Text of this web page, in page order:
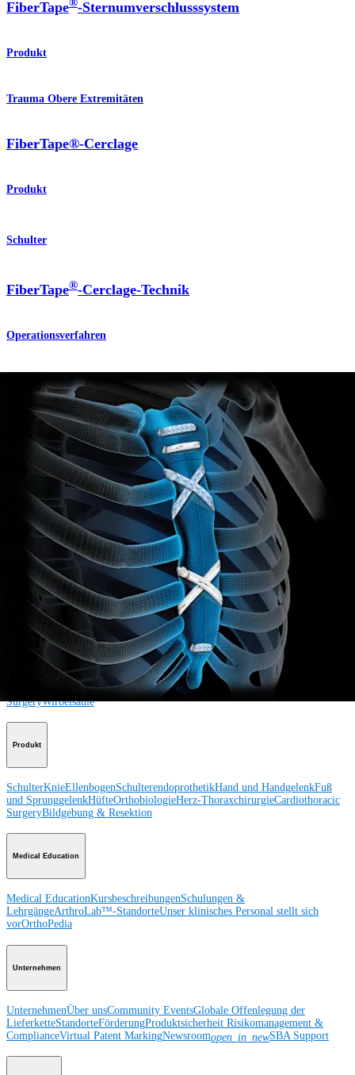
FiberTape -Sternumverschlusssystem
Produkt
Trauma Obere Extremitäten
FiberTape®-Cerclage
Produkt
Schulter
FiberTape®-Cerclage-Technik
Operationsverfahren
Herz-Thoraxchirurgie
FiberTape® -Sternumverschluss
Operationsverfahren
Wie können wir Ihnen helfen?
Medizinproduktberater:in kontaktieren
Veranstaltungen, Lab-Vorführungen und Schulungsmöglichkeiten
ansehen
Unseren Newsletter abonnieren
Besuchen Sie uns
Operationsverfahren
KnieEllenbogen SchulterendoprothetikHand und Handgelenk
und SprunggelenkTraumaHüfteOrthobiologie
Cardiothoracic
SurgeryWirbelsäule
Produkt
SchulterKnieEllenbogenSchulterendoprothetikHand und HandgelenkFuß
und SprunggelenkHüfteOrthobiologieHerz-ThoraxchirurgieCardiothoracic
SurgeryBildgebung & Resektion
Medical Education
Medical EducationKursbeschreibungenSchulungen &
LehrgängeArthroLab™-StandorteUnser klinisches Personal stellt sich
vorOrthoPedia
Unternehmen
UnternehmenÜber unsCommunity EventsGlobale Offenlegung der
LieferketteStandorteFörderungProduktsicherheit Risikomanagement &
ComplianceVirtual Patent MarkingNewsroomopen_in_newSBA Support